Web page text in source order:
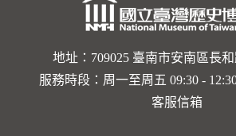
地址：709025 臺南市安南區長
服務時段：周一至周五 09:30 -
客服信箱